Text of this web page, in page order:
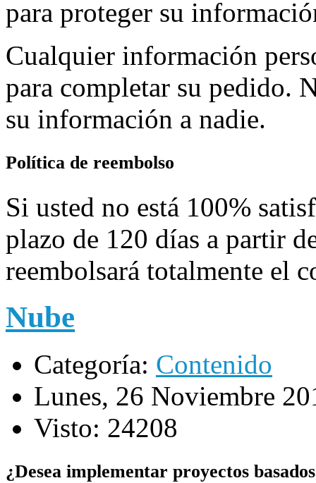
para proteger su
Cualquier información
para completar su pedido.
su información a nadie.
Política de reembolso
Si usted no está 100%
plazo de 120 días a partir
reembolsará totalmente el
Nube
Categoría: Contenido
Lunes, 26 Noviembre
Visto: 24208
¿Desea implementar proyectos